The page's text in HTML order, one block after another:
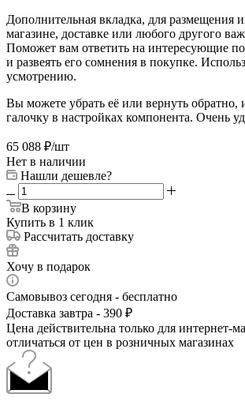
Дополнительная вкладка, для размещения
магазине, доставке или любого другого
Поможет вам ответить на интересующие
и развеять его сомнения в покупке.
усмотрению.
Вы можете убрать её или вернуть обратно,
галочку в настройках компонента. Очень
65 088 ₽/шт
Нет в наличии
Нашли дешевле?
В корзину
Купить в 1 клик
Рассчитать доставку
Хочу в подарок
Самовывоз сегодня - бесплатно
Доставка завтра - 390 ₽
Цена действительна только для интернет-
отличаться от цен в розничных магазинах